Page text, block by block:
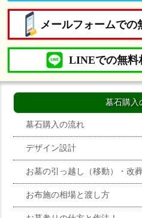
メールフォームでの
LINEでの無料
墓石購入
墓石購入の流れ
デザイン設計
お墓の引っ越し（移動）・改
お布施の相場と渡し方